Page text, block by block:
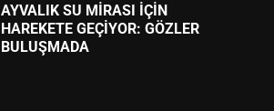
AYVALIK SU MİRASI İÇİN
HAREKETE GEÇİYOR: GÖZLER
BULUŞMADA